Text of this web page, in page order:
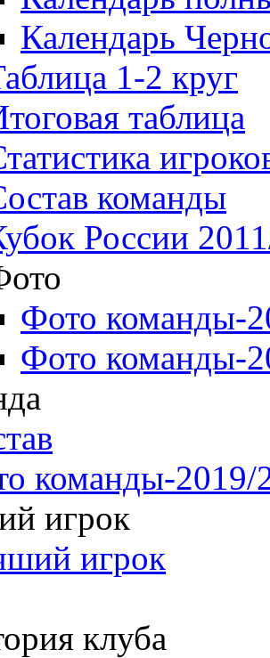
Календарь
1-2 круг
таблица
команды
России
Фото команды-
Фото команды-
команды-2019/
игрок
игрок
клуба